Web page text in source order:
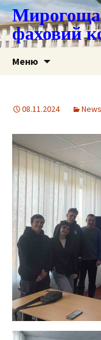
фаховий
Меню
08.11.2024 News